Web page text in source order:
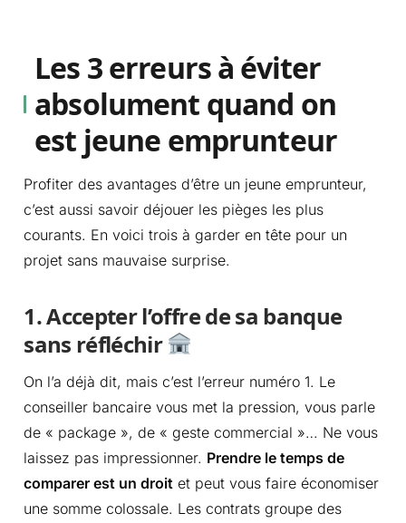
Les 3 erreurs à éviter
absolument quand on
est jeune emprunteur
Profiter des avantages d’être un jeune emprunteur,
c’est aussi savoir déjouer les pièges les plus
courants. En voici trois à garder en tête pour un
projet sans mauvaise surprise.
1. Accepter l’offre de sa banque
sans réfléchir
On l’a déjà dit, mais c’est l’erreur numéro 1. Le
conseiller bancaire vous met la pression, vous parle
de « package », de « geste commercial »… Ne vous
laissez pas impressionner. Prendre le temps de
comparer est un droit et peut vous faire économiser
une somme colossale. Les contrats groupe des